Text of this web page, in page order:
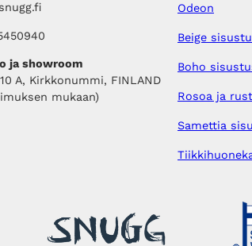
ja showroom
A, Kirkkonummi, FINLAND
mukaan)
Odeon
Beige
Boho
Rosoa ja
Samettia